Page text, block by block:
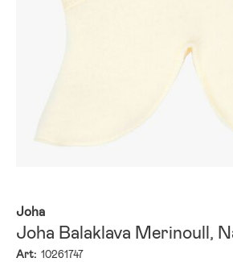
Joha
Joha Balaklava Merinoull,
Art: 10261747